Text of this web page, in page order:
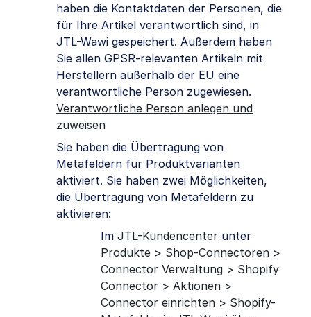
haben die Kontaktdaten der Personen, die
für Ihre Artikel verantwortlich sind, in
JTL-Wawi gespeichert. Außerdem haben
Sie allen GPSR-relevanten Artikeln mit
Herstellern außerhalb der EU eine
verantwortliche Person zugewiesen.
Verantwortliche Person anlegen und
zuweisen
Sie haben die Übertragung von
Metafeldern für Produktvarianten
aktiviert. Sie haben zwei Möglichkeiten,
die Übertragung von Metafeldern zu
aktivieren:
Im JTL-Kundencenter unter
Produkte > Shop-Connectoren >
Connector Verwaltung > Shopify
Connector > Aktionen >
Connector einrichten > Shopify-